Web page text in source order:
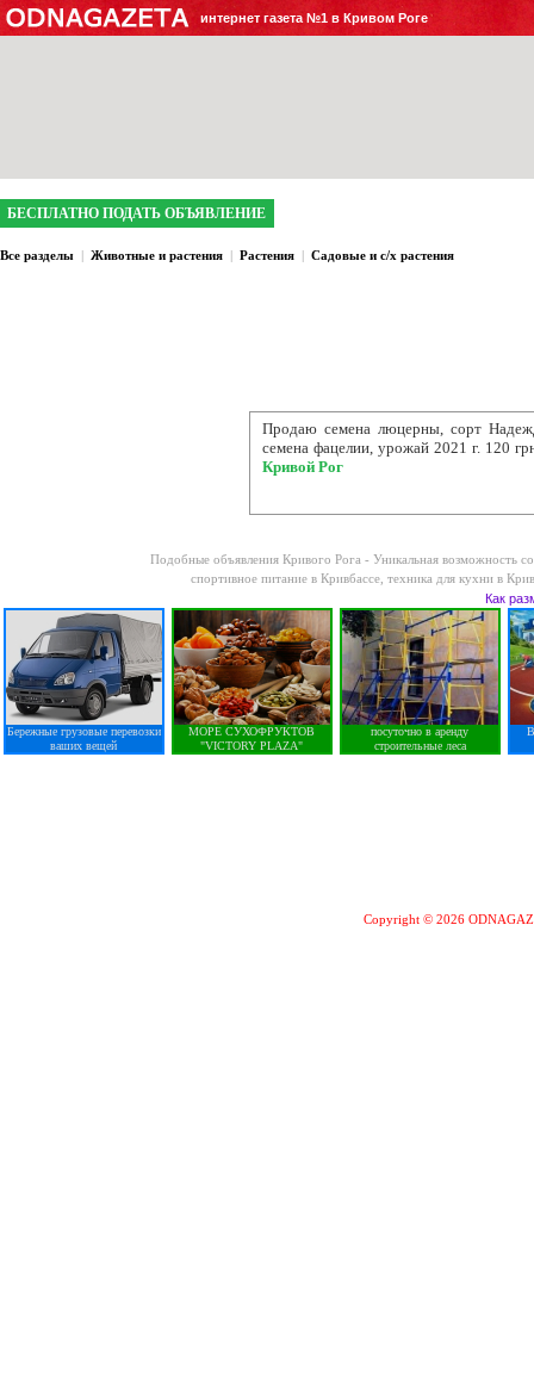
интернет газета №1 в Кривом Роге
БЕСПЛАТНО ПОДАТЬ ОБЪЯВЛЕНИЕ
Все разделы | Животные и растения | Растения | Садовые и с/х растения
Продаю семена люцерны, сорт
семена фацелии, урожай 2021 г. 120
Кривой Рог
Подобные объявления Кривого Рога - Уникальная возможность
спортивное питание в Кривбассе ,техника для кухни в
Как
Бережные грузовые перевозки
ваших вещей
МОРЕ СУХОФРУКТОВ
"VICTORY PLAZA"
посуточно в аренду
строительные леса
Copyright © 2026